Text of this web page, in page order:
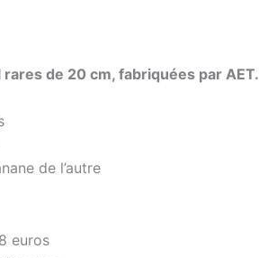
de 20 cm, fabriquées par AET.
de l’autre
euros